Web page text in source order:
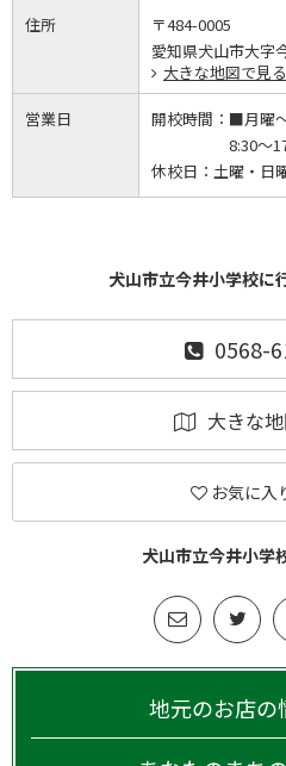
住所
〒484-0005
愛知県犬山市大字
大きな地図で見る
営業日 開校時間： ■月曜
8:30～
休校日： 土曜・日
犬山市立今井小学校に
0568-
大きな
お気に入
犬山市立今井小学
地元のお店の